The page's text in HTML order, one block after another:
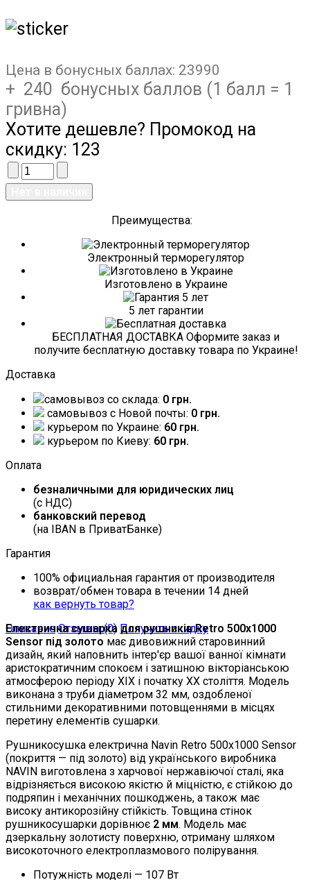
Цена в бонусных баллах: 23990
+ 240 бонусных баллов (1 балл = 1
гривна)
Хотите дешевле? Промокод на
скидку: 123
Преимущества:
Электронный терморегулятор
Изготовлено в Украине
5 лет гарантии
БЕСПЛАТНАЯ ДОСТАВКА Оформите заказ и
получите бесплатную доставку товара по Украине!
Доставка
самовывоз со склада: 0 грн.
самовывоз c Новой почты: 0 грн.
курьером по Украине: 60 грн.
курьером по Киеву: 60 грн.
Оплата
безналичными для юридических лиц
(с НДС)
банковский перевод
(на IBAN в ПриватБанке)
Гарантия
100% официальная гарантия от производителя
возврат/обмен товара в течении 14 дней
как вернуть товар?
Описание Отзывы (0) Получить скидку
Електрична сушарка для рушників Retro 500х1000
Sensor під золото має дивовижний старовинний
дизайн, який наповнить інтер'єр вашої ванної кімнати
аристократичним спокоєм і затишною вікторіанською
атмосферою періоду XIX і початку XX століття. Модель
виконана з труби діаметром 32 мм, оздобленої
стильними декоративними потовщеннями в місцях
перетину елементів сушарки.
Рушникосушка електрична Navin Retro 500х1000 Sensor
(покриття — під золото) від українського виробника
NAVIN виготовлена з харчової нержавіючої сталі, яка
відрізняється високою якістю й міцністю, є стійкою до
подряпин і механічних пошкоджень, а також має
високу антикорозійну стійкість. Товщина стінок
рушникосушарки дорівнює 2 мм. Модель має
дзеркальну золотисту поверхню, отриману шляхом
високоточного електроплазмового полірування.
Потужність моделі — 107 Вт